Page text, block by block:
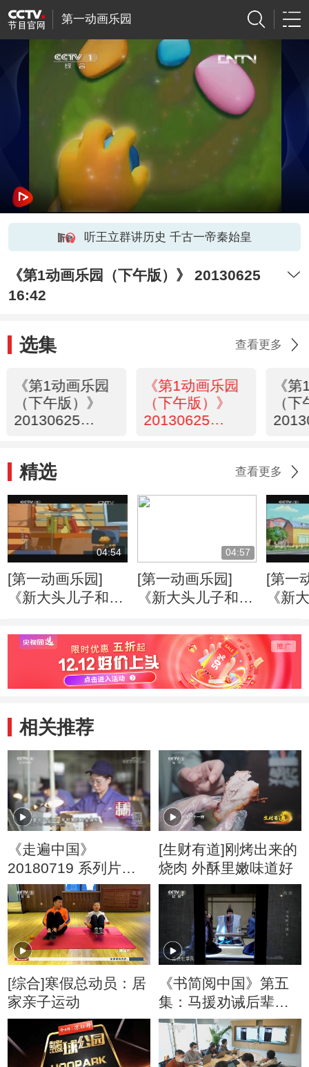
第一动画乐园
听王立群讲历史 千古一帝秦始皇
《第1动画乐园（下午版）》 20130625
16:42
选集 查看更多
《第1动画乐园
（下午版）》
20130625
《第1动画乐园
（下午版）》
20130625
《
（
精选 查看更多
04:54
[第一动画乐园]
《新大头儿子和小
季） 梨子争夺战
04:57
[第一动画乐园]
《新大头儿子和小
季） 有条理的一
家子
[第一
《新
季）
行家
相关推荐
《走遍中国》
20180719 系列片
《大国基业——中国
智造》（9） 人定胜
天
[生财有道]刚烤出来的
烧肉 外酥里嫩味道好
[综合]寒假总动员：居
家亲子运动
《书简阅中国》第五
集：马援劝诫后辈不
要学习杜季良 书信不
巧被杜季良的仇人发
现